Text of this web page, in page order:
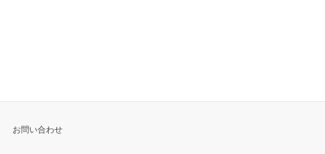
お問い合わせ